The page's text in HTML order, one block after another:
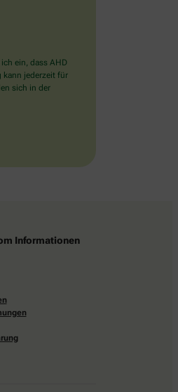
ein, dass AHD
kann jederzeit für
sich in der
Informationen